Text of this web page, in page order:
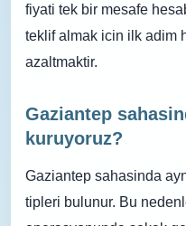
fiyati tek bir mesafe
teklif almak icin ilk adim
azaltmaktir.
Gaziantep
kuruyoruz?
Gaziantep sahasinda
tipleri bulunur. Bu